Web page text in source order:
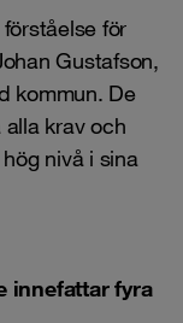
för
Gustafson,
kommun. De
krav och
nivå i sina
innefattar fyra